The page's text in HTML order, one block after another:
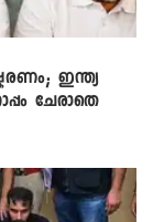
ഇന്ത്യ
ചേരാതെ